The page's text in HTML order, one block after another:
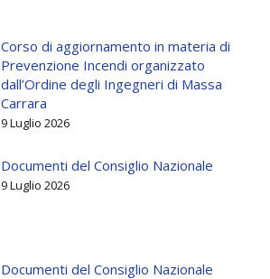
Corso di aggiornamento in materia di
Prevenzione Incendi organizzato
dall’Ordine degli Ingegneri di Massa
Carrara
9 Luglio 2026
Documenti del Consiglio Nazionale
9 Luglio 2026
Documenti del Consiglio Nazionale